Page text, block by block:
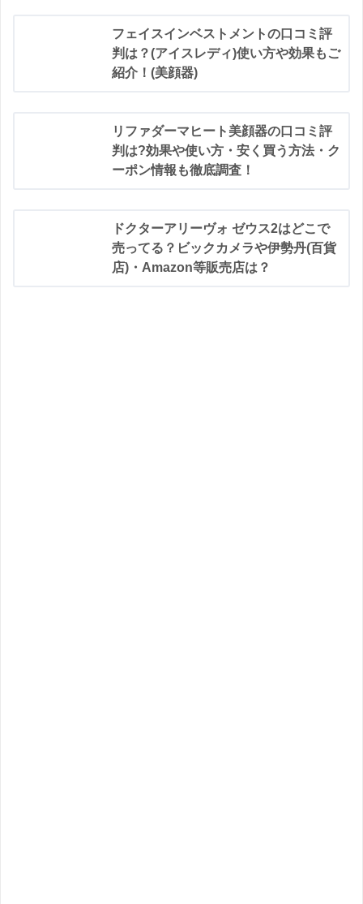
フェイスインベストメントの口コミ評
判は？(アイスレディ)使い方や効果もご
紹介！(美顔器)
リファダーマヒート美顔器の口コミ評
判は?効果や使い方・安く買う方法・ク
ーポン情報も徹底調査！
ドクターアリーヴォ ゼウス2はどこで
売ってる？ビックカメラや伊勢丹(百貨
店)・Amazon等販売店は？